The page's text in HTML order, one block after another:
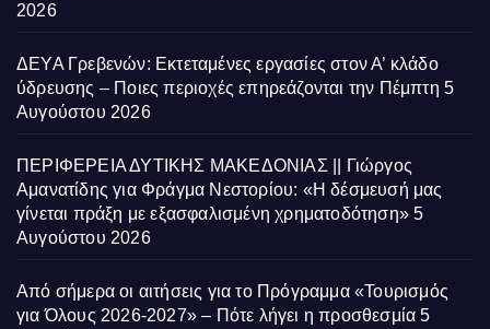
2026
ΔΕΥΑ Γρεβενών: Εκτεταμένες εργασίες στον Α’ κλάδο
ύδρευσης – Ποιες περιοχές επηρεάζονται την Πέμπτη 5
Αυγούστου 2026
ΠΕΡΙΦΕΡΕΙΑ ΔΥΤΙΚΗΣ ΜΑΚΕΔΟΝΙΑΣ || Γιώργος
Αμανατίδης για Φράγμα Νεστορίου: «Η δέσμευσή μας
γίνεται πράξη με εξασφαλισμένη χρηματοδότηση» 5
Αυγούστου 2026
Από σήμερα οι αιτήσεις για το Πρόγραμμα «Τουρισμός
για Όλους 2026-2027» – Πότε λήγει η προσθεσμία 5